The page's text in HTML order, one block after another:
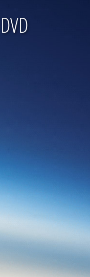
DVD